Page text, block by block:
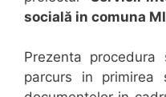
socială in comuna
Prezenta
parcurs in primirea